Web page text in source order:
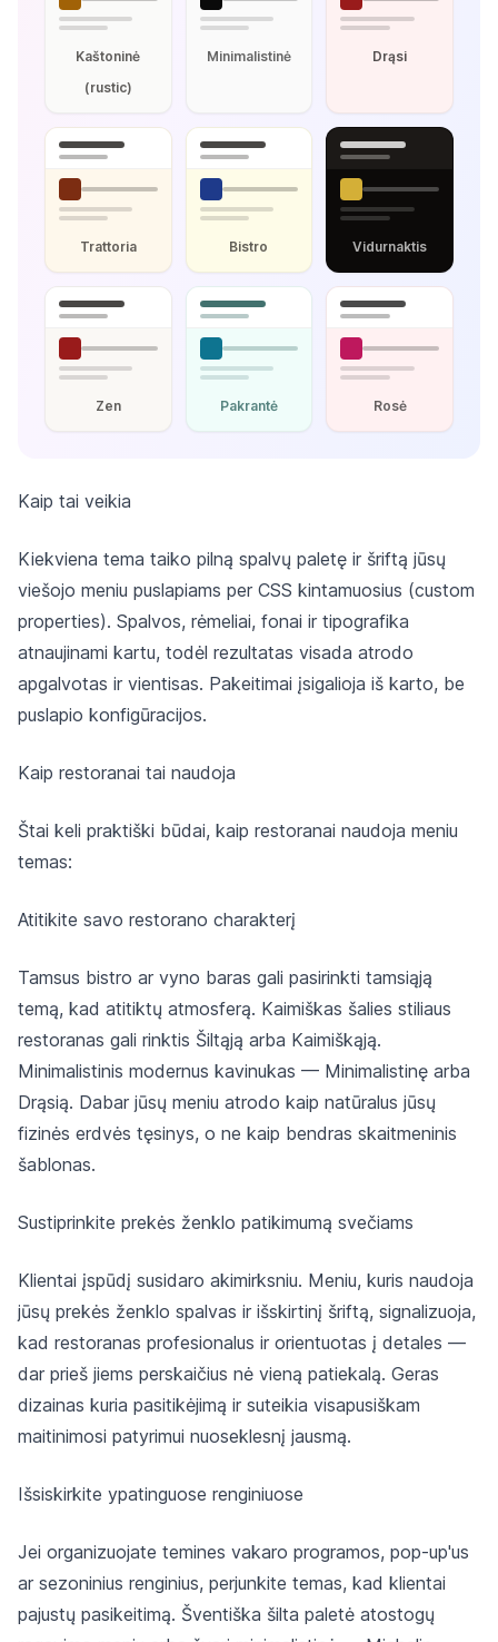
Kaštoninė
(rustic)
Minimalistinė Drąsi
Trattoria Bistro Vidurnaktis
Zen Pakrantė Rosė
Kaip tai veikia
Kiekviena tema taiko pilną spalvų paletę ir šriftą jūsų
viešojo meniu puslapiams per CSS kintamuosius (custom
properties). Spalvos, rėmeliai, fonai ir tipografika
atnaujinami kartu, todėl rezultatas visada atrodo
apgalvotas ir vientisas. Pakeitimai įsigalioja iš karto, be
puslapio konfigūracijos.
Kaip restoranai tai naudoja
Štai keli praktiški būdai, kaip restoranai naudoja meniu
temas:
Atitikite savo restorano charakterį
Tamsus bistro ar vyno baras gali pasirinkti tamsiąją
temą, kad atitiktų atmosferą. Kaimiškas šalies stiliaus
restoranas gali rinktis Šiltąją arba Kaimiškąją.
Minimalistinis modernus kavinukas — Minimalistinę arba
Drąsią. Dabar jūsų meniu atrodo kaip natūralus jūsų
fizinės erdvės tęsinys, o ne kaip bendras skaitmeninis
šablonas.
Sustiprinkite prekės ženklo patikimumą svečiams
Klientai įspūdį susidaro akimirksniu. Meniu, kuris naudoja
jūsų prekės ženklo spalvas ir išskirtinį šriftą, signalizuoja,
kad restoranas profesionalus ir orientuotas į detales —
dar prieš jiems perskaičius nė vieną patiekalą. Geras
dizainas kuria pasitikėjimą ir suteikia visapusiškam
maitinimosi patyrimui nuoseklesnį jausmą.
Išsiskirkite ypatinguose renginiuose
Jei organizuojate temines vakaro programos, pop-up'us
ar sezoninius renginius, perjunkite temas, kad klientai
pajustų pasikeitimą. Šventiška šilta paletė atostogų